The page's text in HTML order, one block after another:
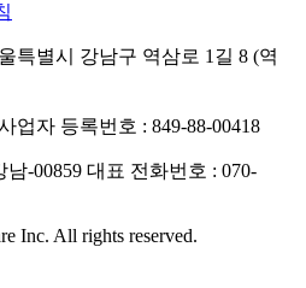
특별시 강남구 역삼로 1길 8 (역
업자 등록번호 : 849-88-00418
남-00859 대표 전화번호 : 070-
Inc. All rights reserved.